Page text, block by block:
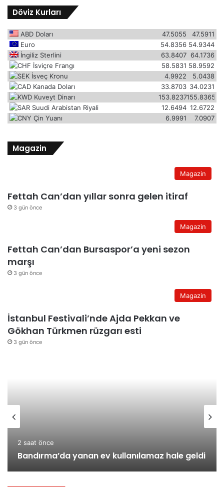
Döviz Kurları
ABD Doları 47.5911
47.5055
Euro
54.9344
54.8356
İngiliz Sterlini
64.1736
63.8407
İsviçre Frangı
58.9592
58.5831
İsveç Kronu
5.0438
4.9922
Kanada Doları
34.0231
33.8703
Kuveyt Dinarı
155.8365
153.8237
Suudi Arabistan Riyali
12.6722
12.6494
Çin Yuanı
7.0907
6.9991
Magazin
Magazin
Fettah Can’dan yıllar sonra gelen itiraf
3 gün önce
Magazin
Fettah Can’dan Bursaspor’a yeni sezon
marşı
3 gün önce
Magazin
İstanbul Festivali’nde Ajda Pekkan ve
Gökhan Türkmen rüzgarı esti
3 gün önce
2 saat önce
Bandırma’da yanan ev kullanılamaz hale geldi